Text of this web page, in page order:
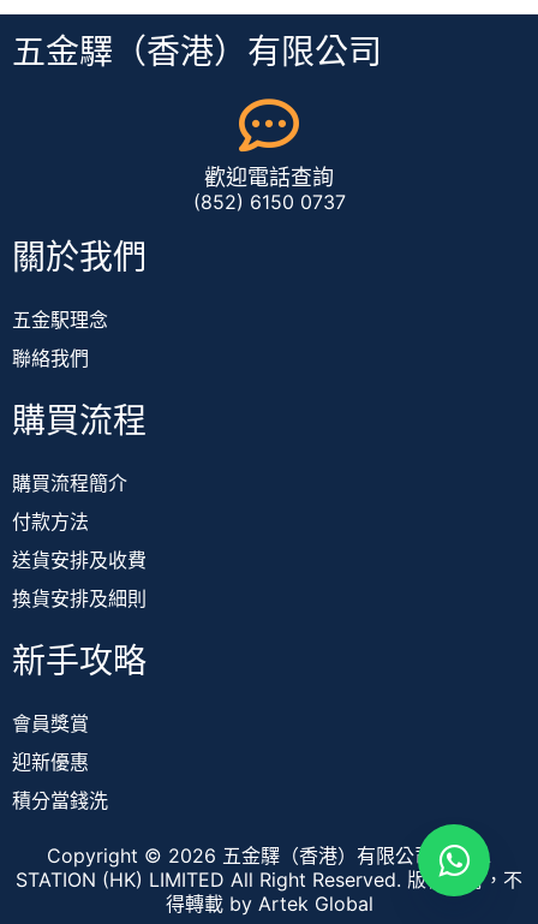
五金驛（香港）有限公司
歡迎電話查詢
(852) 6150 0737
關於我們
五金駅理念
聯絡我們
購買流程
購買流程簡介
付款方法
送貨安排及收費
換貨安排及細則
新手攻略
會員獎賞
迎新優惠
積分當錢洗
Copyright © 2026 五金驛（香港）有限公司 TOOL
STATION (HK) LIMITED All Right Reserved. 版權所有，不
得轉載 by Artek Global